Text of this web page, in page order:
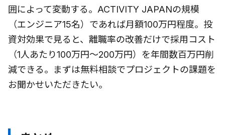
囲によって変動する。ACTIVITY JAPANの規模
（エンジニア15名）であれば月額100万円程度。投
資対効果で見ると、離職率の改善だけで採用コスト
（1人あたり100万円〜200万円）を年間数百万円削
減できる。まずは無料相談でプロジェクトの課題を
お聞かせいただきたい。